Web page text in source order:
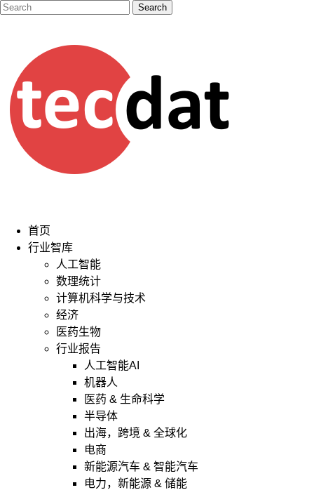
首页
行业智库
人工智能
数理统计
计算机科学与技术
经济
医药生物
行业报告
人工智能AI
机器人
医药 & 生命科学
半导体
出海，跨境 & 全球化
电商
新能源汽车 & 智能汽车
电力，新能源 & 储能